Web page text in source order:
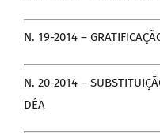
N. 19-2014 –
N. 20-2014 –
DÉA